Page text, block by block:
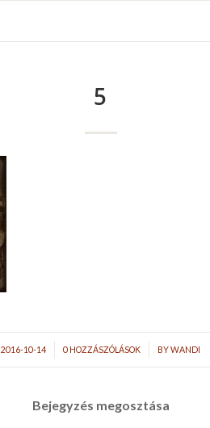
5
2016-10-14
/ 0 HOZZÁSZÓLÁSOK
/ BYWANDI
Bejegyzés megosztása